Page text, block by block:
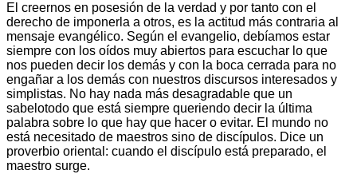
El creernos en posesión de la verdad y por tanto con el
derecho de imponerla a otros, es la actitud más contraria al
mensaje evangélico. Según el evangelio, debíamos estar
siempre con los oídos muy abiertos para escuchar lo que
nos pueden decir los demás y con la boca cerrada para no
engañar a los demás con nuestros discursos interesados y
simplistas. No hay nada más desagradable que un
sabelotodo que está siempre queriendo decir la última
palabra sobre lo que hay que hacer o evitar. El mundo no
está necesitado de maestros sino de discípulos. Dice un
proverbio oriental: cuando el discípulo está preparado, el
maestro surge.